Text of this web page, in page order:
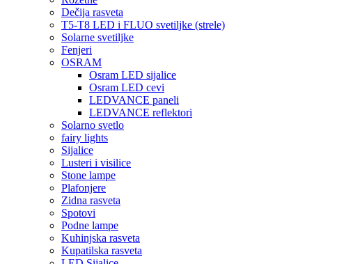
Dečija rasveta
T5-T8 LED i FLUO svetiljke (strele)
Solarne svetiljke
Fenjeri
OSRAM
Osram LED sijalice
Osram LED cevi
LEDVANCE paneli
LEDVANCE reflektori
Solarno svetlo
fairy lights
Sijalice
Lusteri i visilice
Stone lampe
Plafonjere
Zidna rasveta
Spotovi
Podne lampe
Kuhinjska rasveta
Kupatilska rasveta